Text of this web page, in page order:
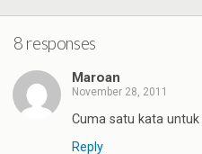
8 responses
Maroan
November 28, 2011
Cuma satu kata untuk
Reply